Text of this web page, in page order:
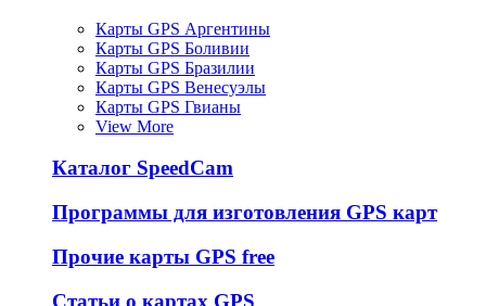
Карты GPS Аргентины
Карты GPS Боливии
Карты GPS Бразилии
Карты GPS Венесуэлы
Карты GPS Гвианы
View More
Каталог SpeedCam
Программы для изготовления GPS карт
Прочие карты GPS free
Статьи о картах GPS